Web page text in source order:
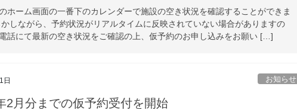
ホーム画面の一番下のカレンダーで施設の空き状況を確認することができま
しながら、予約状況がリアルタイムに反映されていない場合がありますの
話にて最新の空き状況をご確認の上、仮予約のお申し込みをお願い […]
日 お知らせ
2月分までの仮予約受付を開始